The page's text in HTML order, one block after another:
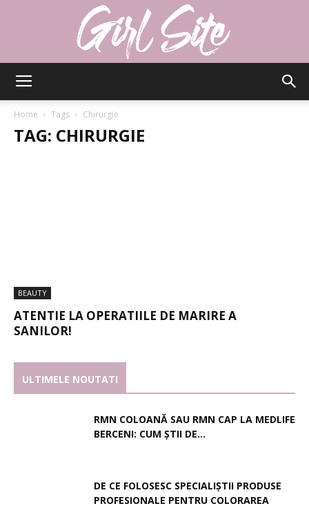
Home Tags Chirurgie
TAG: CHIRURGIE
BEAUTY
ATENTIE LA OPERATIILE DE MARIRE A
SANILOR!
ULTIMELE NOUTATI
RMN COLOANĂ SAU RMN CAP LA MEDLIFE
BERCENI: CUM ȘTII DE...
DE CE FOLOSESC SPECIALIȘTII PRODUSE
PROFESIONALE PENTRU COLORAREA